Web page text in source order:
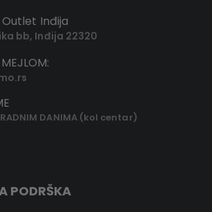
Outlet Inđija
bb, Inđija 22320
DANIMA (kol centar)
PODRŠKA